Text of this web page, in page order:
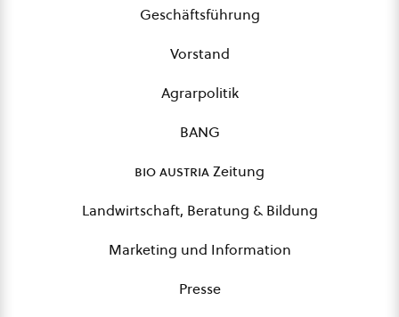
Geschäftsführung
Vorstand
Agrarpolitik
BANG
bio austriaZeitung
Landwirtschaft, Beratung & Bildung
Marketing und Information
Presse